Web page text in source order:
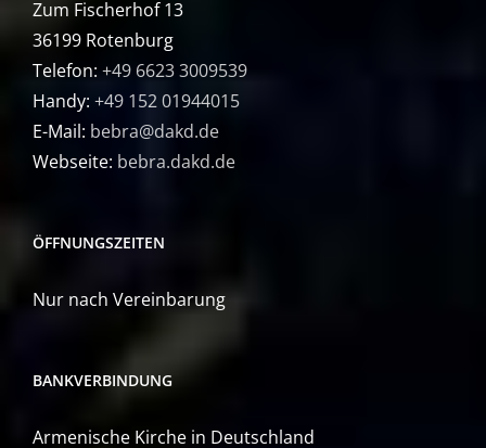
Zum Fischerhof 13
36199 Rotenburg
Telefon: +49 6623 3009539
Handy: +49 152 01944015
E-Mail: bebra@dakd.de
Webseite: bebra.dakd.de
ÖFFNUNGSZEITEN
Nur nach Vereinbarung
BANKVERBINDUNG
Armenische Kirche in Deutschland